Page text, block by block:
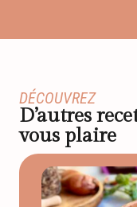
DÉCOUVREZ
D’autres
vous plaire